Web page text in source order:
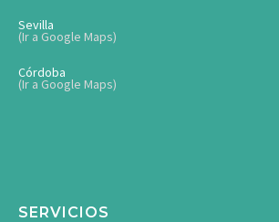
Sevilla
(Ir a Google Maps)
Córdoba
(Ir a Google Maps)
SERVICIOS